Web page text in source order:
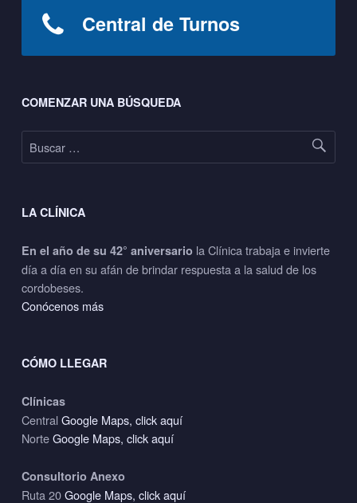
Central de Turnos
COMENZAR UNA BÚSQUEDA
Buscar:
LA CLÍNICA
En el año de su 42° aniversario la Clínica trabaja e invierte
día a día en su afán de brindar respuesta a la salud de los
cordobeses.
Conócenos más
CÓMO LLEGAR
Clínicas
CentralGoogle Maps, click aquí
NorteGoogle Maps, click aquí
Consultorio Anexo
Ruta 20Google Maps, click aquí